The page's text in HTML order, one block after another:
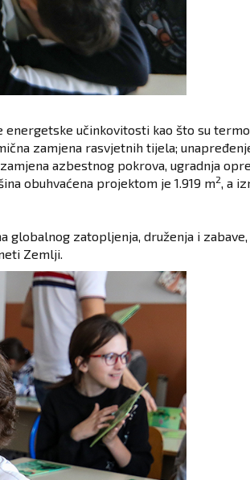
energetske učinkovitosti kao što su
zamjena rasvjetnih tijela;
azbestnog pokrova, ugradnja
obuhvaćena projektom je 1.919 m2, a
globalnog zatopljenja, druženja i
Zemlji.